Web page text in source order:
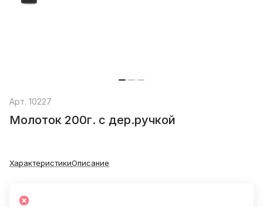
Арт. 10227
Молоток 200г. с дер.ручкой
ХарактеристикиОписание